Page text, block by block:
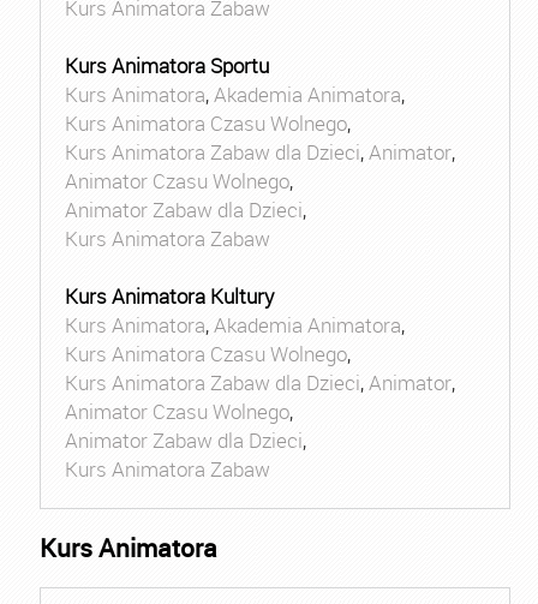
Kurs Animatora Zabaw
Kurs Animatora Sportu
Kurs Animatora,Akademia Animatora,
Kurs Animatora Czasu Wolnego,
Kurs Animatora Zabaw dla Dzieci,Animator,
Animator Czasu Wolnego,
Animator Zabaw dla Dzieci,
Kurs Animatora Zabaw
Kurs Animatora Kultury
Kurs Animatora,Akademia Animatora,
Kurs Animatora Czasu Wolnego,
Kurs Animatora Zabaw dla Dzieci,Animator,
Animator Czasu Wolnego,
Animator Zabaw dla Dzieci,
Kurs Animatora Zabaw
Kurs Animatora